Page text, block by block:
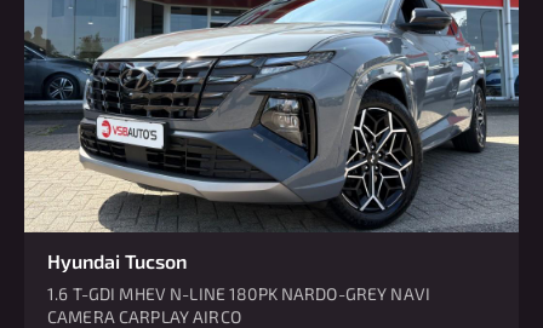
Hyundai Tucson
1.6 T-GDI MHEV N-LINE 180PK NARDO-GREY NAVI
CAMERA CARPLAY AIRCO